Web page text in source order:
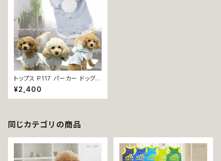
トップス P117 パーカー ドッグウ
ェア フーディー ポンポン 星 ほ
し スター ハンドメイド dog 犬
猫 ペット 服 犬服 猫服 犬の服
レー 小型犬 パステル 返品交換
不可
¥2,400
同じカテゴリの商品